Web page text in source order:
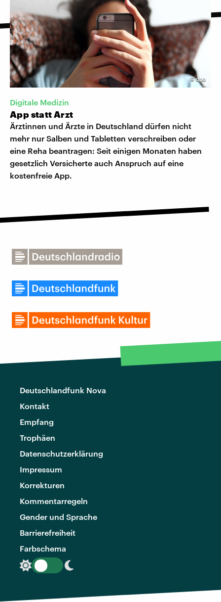
©dpa
Digitale Medizin
App statt Arzt
Ärztinnen und Ärzte in Deutschland dürfen nicht
mehr nur Salben und Tabletten verschreiben oder
eine Reha beantragen: Seit einigen Monaten haben
gesetzlich Versicherte auch Anspruch auf eine
kostenfreie App.
Deutschlandfunk Nova
Kontakt
Empfang
Trophäen
Datenschutzerklärung
Impressum
Korrekturen
Kommentarregeln
Gender und Sprache
Barrierefreiheit
Farbschema